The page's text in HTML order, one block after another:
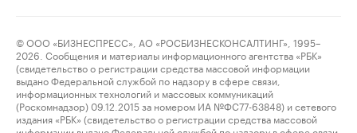
© ООО «БИЗНЕСПРЕСС», АО «РОСБИЗНЕСКОНСАЛТИНГ», 1995–
2026. Сообщения и материалы информационного агентства «РБК»
(свидетельство о регистрации средства массовой информации
выдано Федеральной службой по надзору в сфере связи,
информационных технологий и массовых коммуникаций
(Роскомнадзор) 09.12.2015 за номером ИА №ФС77-63848) и сетевого
издания «РБК» (свидетельство о регистрации средства массовой